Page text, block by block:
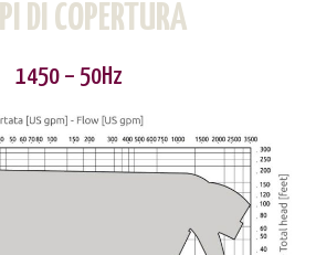
DI COPERTURA
1450 – 50Hz